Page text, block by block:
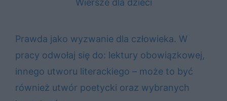
Wiersze dla dzieci
Prawda jako wyzwanie dla człowieka. W
pracy odwołaj się do: lektury obowiązkowej,
innego utworu literackiego – może to być
również utwór poetycki oraz wybranych